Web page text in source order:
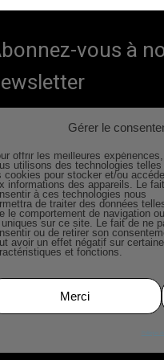
Gérer le
offrir les meilleures expériences,
utilisons des technologies telles
cookies pour stocker et/ou
informations des appareils. Le
à ces technologies nous
de traiter des données
le comportement de navigation
uniques sur ce site. Le fait de ne
ou de retirer son
avoir un effet négatif sur
et fonctions.
Merci
vous à
*
gardons vos données
les tierces parties qui
Lire notre politique de